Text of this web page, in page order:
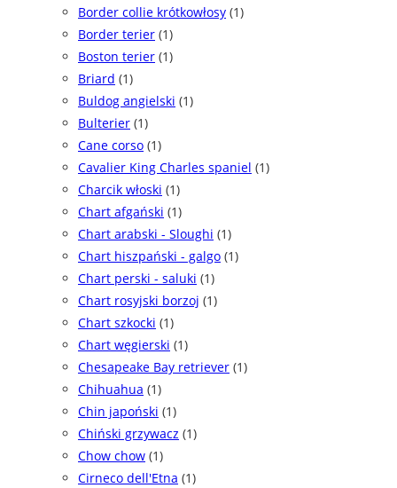
Border collie krótkowłosy (1)
Border terier (1)
Boston terier (1)
Briard (1)
Buldog angielski (1)
Bulterier (1)
Cane corso (1)
Cavalier King Charles spaniel (1)
Charcik włoski (1)
Chart afgański (1)
Chart arabski - Sloughi (1)
Chart hiszpański - galgo (1)
Chart perski - saluki (1)
Chart rosyjski borzoj (1)
Chart szkocki (1)
Chart węgierski (1)
Chesapeake Bay retriever (1)
Chihuahua (1)
Chin japoński (1)
Chiński grzywacz (1)
Chow chow (1)
Cirneco dell'Etna (1)